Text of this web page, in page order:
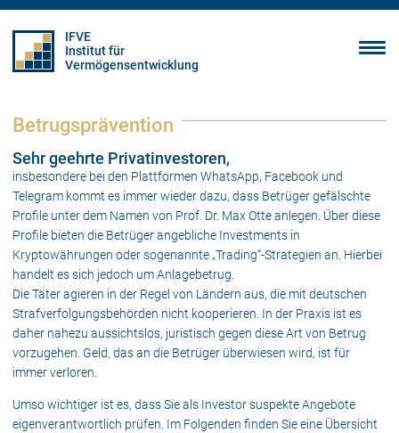
IFVE
Institut für
Vermögensentwicklung
Betrugsprävention
Sehr geehrte Privatinvestoren,
insbesondere bei den Plattformen WhatsApp, Facebook und
Telegram kommt es immer wieder dazu, dass Betrüger gefälschte
Profile unter dem Namen von Prof. Dr. Max Otte anlegen. Über diese
Profile bieten die Betrüger angebliche Investments in
Kryptowährungen oder sogenannte „Trading“-Strategien an. Hierbei
handelt es sich jedoch um Anlagebetrug.
Die Täter agieren in der Regel von Ländern aus, die mit deutschen
Strafverfolgungsbehörden nicht kooperieren. In der Praxis ist es
daher nahezu aussichtslos, juristisch gegen diese Art von Betrug
vorzugehen. Geld, das an die Betrüger überwiesen wird, ist für
immer verloren.
Umso wichtiger ist es, dass Sie als Investor suspekte Angebote
eigenverantwortlich prüfen. Im Folgenden finden Sie eine Übersicht